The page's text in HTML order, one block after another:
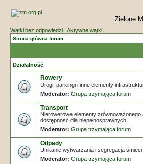
Zielone
Wątki bez odpowiedzi| Aktywne wątki
Strona główna forum
Działalność
Rowery
Drogi, parkingi i inne elementy
Moderator: Grupa trzymająca forum
Transport
Nierowerowe elementy
dostępność dla niepełnosprawnych
Moderator: Grupa trzymająca forum
Odpady
Unikanie wytwarzania i segregacja śmieci
Moderator: Grupa trzymająca forum